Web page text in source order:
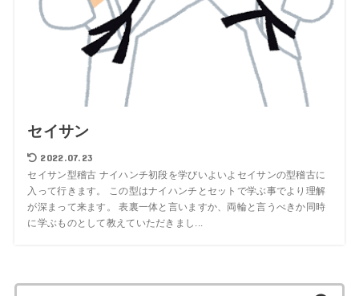
セイサン
2022.07.23
セイサン型稽古 ナイハンチ初段を学びいよいよセイサンの型稽古に
入って行きます。 この型はナイハンチとセットで学ぶ事でより理解
が深まって来ます。 表裏一体と言いますか、両輪と言うべきか同時
に学ぶものとして教えていただきまし...